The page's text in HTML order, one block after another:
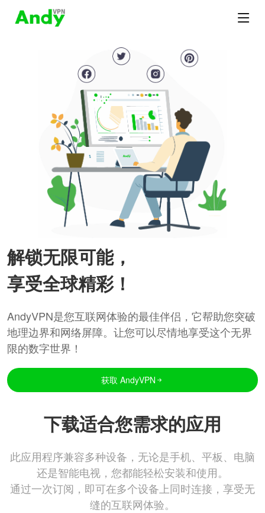
解锁无限可能，
享受全球精彩！
AndyVPN是您互联网体验的最佳伴侣，它帮助您突破
地理边界和网络屏障。让您可以尽情地享受这个无界
限的数字世界！
获取 AndyVPN
下载适合您需求的应用
此应用程序兼容多种设备，无论是手机、平板、电脑
还是智能电视，您都能轻松安装和使用。
通过一次订阅，即可在多个设备上同时连接，享受无
缝的互联网体验。